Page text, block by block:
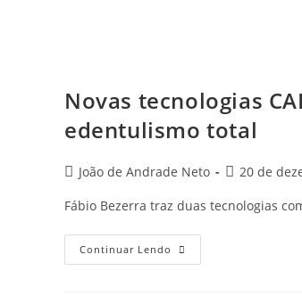
Novas tecnologias
edentulismo total
João de Andrade Neto 20 de
Fábio Bezerra traz duas tecnologias
Continuar Lendo